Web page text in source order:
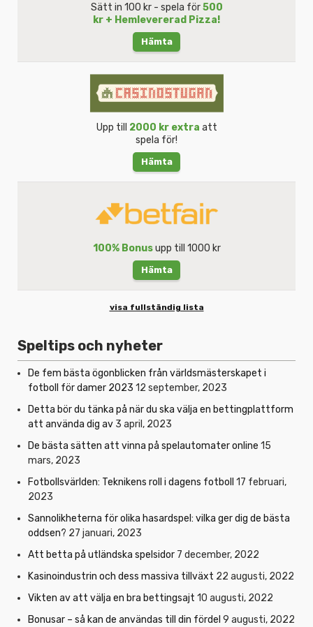
Sätt in 100 kr - spela för500
kr + Hemlevererad Pizza!
Hämta
Upp till 2000 kr extra att
spela för!
Hämta
100% Bonusupp till 1000 kr
Hämta
visa fullständig lista
Speltips och nyheter
De fem bästa ögonblicken från världsmästerskapet i
fotboll för damer 2023 12 september, 2023
Detta bör du tänka på när du ska välja en bettingplattform
att använda dig av 3 april, 2023
De bästa sätten att vinna på spelautomater online 15
mars, 2023
Fotbollsvärlden: Teknikens roll i dagens fotboll 17 februari,
2023
Sannolikheterna för olika hasardspel: vilka ger dig de bästa
oddsen? 27 januari, 2023
Att betta på utländska spelsidor 7 december, 2022
Kasinoindustrin och dess massiva tillväxt 22 augusti, 2022
Vikten av att välja en bra bettingsajt 10 augusti, 2022
Bonusar – så kan de användas till din fördel 9 augusti, 2022